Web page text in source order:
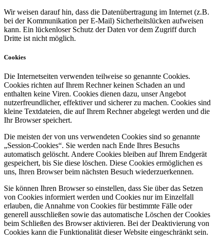
Wir weisen darauf hin, dass die Datenübertragung im Internet (z.B.
bei der Kommunikation per E-Mail) Sicherheitslücken aufweisen
kann. Ein lückenloser Schutz der Daten vor dem Zugriff durch
Dritte ist nicht möglich.
Cookies
Die Internetseiten verwenden teilweise so genannte Cookies.
Cookies richten auf Ihrem Rechner keinen Schaden an und
enthalten keine Viren. Cookies dienen dazu, unser Angebot
nutzerfreundlicher, effektiver und sicherer zu machen. Cookies sind
kleine Textdateien, die auf Ihrem Rechner abgelegt werden und die
Ihr Browser speichert.
Die meisten der von uns verwendeten Cookies sind so genannte
„Session-Cookies“. Sie werden nach Ende Ihres Besuchs
automatisch gelöscht. Andere Cookies bleiben auf Ihrem Endgerät
gespeichert, bis Sie diese löschen. Diese Cookies ermöglichen es
uns, Ihren Browser beim nächsten Besuch wiederzuerkennen.
Sie können Ihren Browser so einstellen, dass Sie über das Setzen
von Cookies informiert werden und Cookies nur im Einzelfall
erlauben, die Annahme von Cookies für bestimmte Fälle oder
generell ausschließen sowie das automatische Löschen der Cookies
beim Schließen des Browser aktivieren. Bei der Deaktivierung von
Cookies kann die Funktionalität dieser Website eingeschränkt sein.